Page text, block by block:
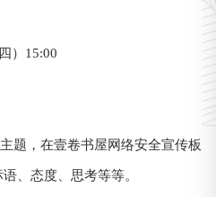
）15:00
题，在壹卷书屋网络安全宣传板
、态度、思考等等。